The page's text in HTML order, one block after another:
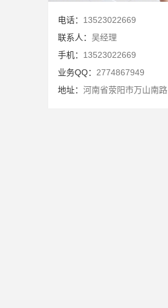
电话： 13523022669
联系人： 吴经理
手机： 13523022669
业务QQ： 2774867949
地址： 河南省荥阳市万山南路